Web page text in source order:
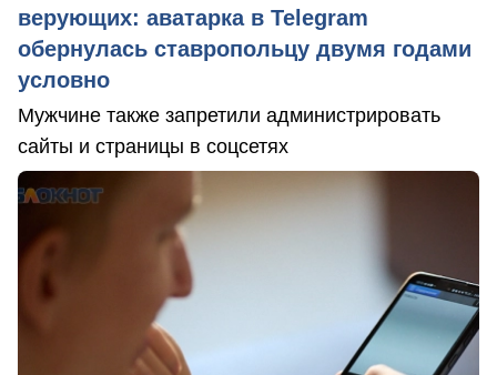
верующих: аватарка в Telegram
обернулась ставропольцу двумя годами
условно
Мужчине также запретили администрировать
сайты и страницы в соцсетях